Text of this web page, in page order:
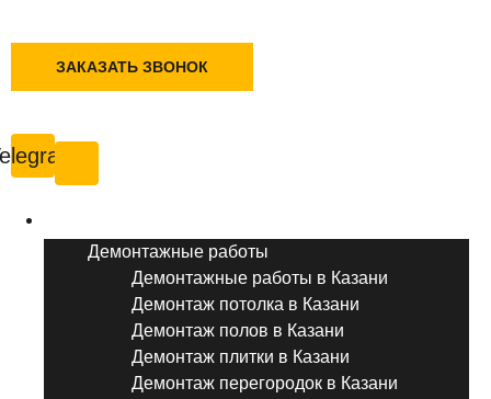
ЗАКАЗАТЬ ЗВОНОК
Демонтажные работы
Демонтажные работы в Казани
Демонтаж потолка в Казани
Демонтаж полов в Казани
Демонтаж плитки в Казани
Демонтаж перегородок в Казани